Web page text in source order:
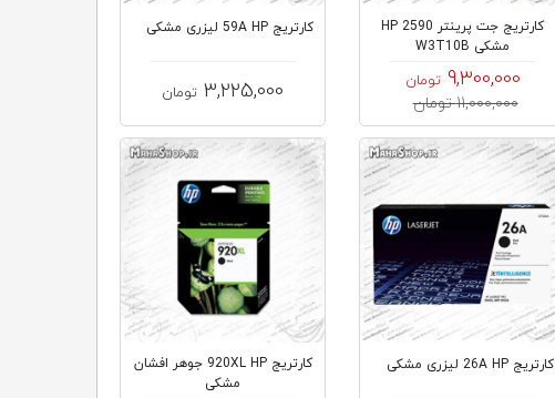
کارتریج جت پرینتر 2590 HP
مشکی W3T10B
9,300,000 تومان
11,000,000 تومان
کارتریج 59A HP لیزری مشکی
3,225,000 تومان
کارتریج 26A HP لیزری مشکی
کارتریج 920XL HP جوهر افشان
مشکی